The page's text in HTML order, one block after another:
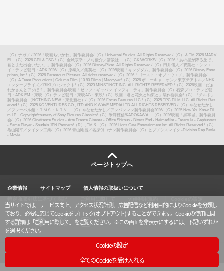
（C）ナガノ / 2026「映画ちいかわ」製作委員会/ （C）Universal Studios. All Rights Reserved./ （C） & TM 2026 MARV
EL. （C）2026 CPII & TSG./ （C）金城宗幸・ノ村優介／講談社 （C）CK WORKS/ （C）2026「あの星が降る丘で、
君とまた出会いたい。」製作委員会/ （C）2026 Disney/Pixar. All Rights Reserved./ （C）臼井儀人／双葉社・シンエ
イ・テレビ朝日・ADK 2026/ （C）原泰久／集英社 （C）2026映画「キングダム」製作委員会/ （C）2026 Disney Enter
prises, Inc./ （C）2026 Paramount Pictures. All rights reserved./ （C）2026「ゴースト・オブ・ウエノ」製作委員会/
（C）A Team Productions | Column Film | 10.80 Films | Macgyver/ （C）2026 ポニーキャニオン／東京テアトル／NHK
エンタープライズ／RIKIプロジェクト / （C）2023 MINSTINCT INC. ALL RIGHTS RESERVED./ （C）2026映画「だぁ
れかさんとアソぼ？」製作委員会/映画「ゼッツ・ギャバン インフィニティ」製作委員会（C）石森プロ・テレビ朝
日・ADK EM・東映（C）テレビ朝日・東映AG・東映/ （C）映画「君と花火と約束と」製作委員会/ （C）『チルド』
製作委員会 （NOTHING NEW・東北新社） / （C）2026 Focus Features LLC./ （C）2025 TPC FILM LLC. All Rights Res
erved./ （C）2025 KC VENTURES CO., LTD AND K WAVE MEDIA LTD ALL RIGHTS RESERVED./ （C）やなせたかし
／フレーベル館・ＴＭＳ・ＮＴＶ （C）やなせたかし／アンパンマン製作委員会2026/ （C）2025 Now You Know Fil
m LP Copyright/courtesy of Sony Pictures Classics/ （C）米澤穂信/KADOKAWA （C）2026映画「黒牢城」製作委員
会/ （C）2026 Cinefrance Studios - Arte France Cinema - Office Shirous - Bitters End - Heimatfilm - Tarantula - Gapbusters
- Same Player - Soudain JPN Partners/ （R）, TM & （C） 2026 Lions Gate Entertainment Inc. All Rights Reserved./ （C）
亀山陽平／タイタン工業 / （C）2026 青山剛昌／名探偵コナン製作委員会/ （C）ヒプノシスマイク -Division Rap Battle
- Movie
ページトップへ
企業情報 サイトマップ
個人情報の取扱いについて
y
l
r
当サイトでは、サービス向上、アクセス状況計測、広告配信など利用目的によりCookieを分類し
ており、必要に応じてCookieをブロック(オプトアウト)することができます。Cookieの使用に関
する詳細は「ご利用に際して」 をご覧ください。 ※この画面を非表示にするには、下記いずれか
を選択ください。
Cookieの設定
全てのCookieを受け入れる